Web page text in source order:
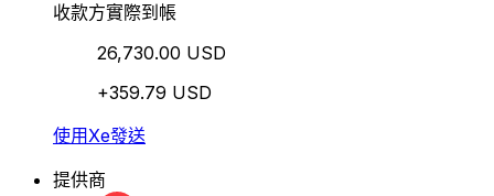
收款方實際到帳
26,730.00 USD
+359.79 USD
使用Xe發送
提供商